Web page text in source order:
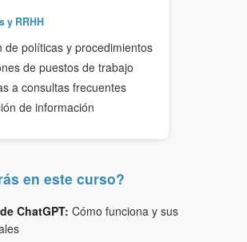
y RRHH
de políticas y procedimientos
de puestos de trabajo
a consultas frecuentes
de información
en este curso?
ChatGPT: Cómo funciona y sus